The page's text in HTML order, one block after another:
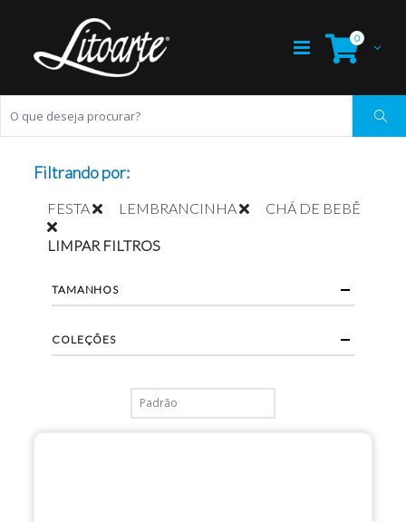
0
Filtrando por:
FESTA LEMBRANCINHA CHÁ DE BEBÊ
LIMPAR FILTROS
TAMANHOS
COLEÇÕES